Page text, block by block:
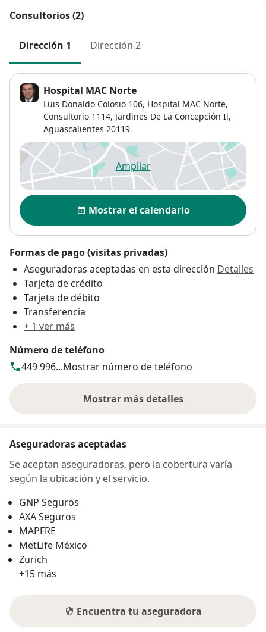
Consultorios (2)
Dirección 1 Dirección 2
Hospital MAC Norte
Luis Donaldo Colosio 106, Hospital MAC Norte,
Consultorio 1114, Jardines De La Concepción Ii,
Aguascalientes 20119
Ampliarse abre en una nueva
Disponibilidad
Mostrar el calendario
Formas de pago (visitas privadas)
Aseguradoras aceptadas en esta dirección Detalles
Tarjeta de crédito
Tarjeta de débito
Transferencia
+ 1 ver más
Número de teléfono
449 996...Mostrar número de teléfono
Mostrar más detalles
sobre la dirección
Aseguradoras aceptadas
Se aceptan aseguradoras, pero la cobertura varía
según la ubicación y el servicio.
GNP Seguros
AXA Seguros
MAPFRE
MetLife México
Zurich
+15 más
Encuentra tu aseguradora